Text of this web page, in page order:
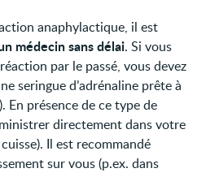
anaphylactique, il est
médecin sans délai. Si vous
par le passé, vous devez
seringue d’adrénaline prête à
En présence de ce type de
directement dans votre
Il est recommandé
sur vous (p.ex. dans